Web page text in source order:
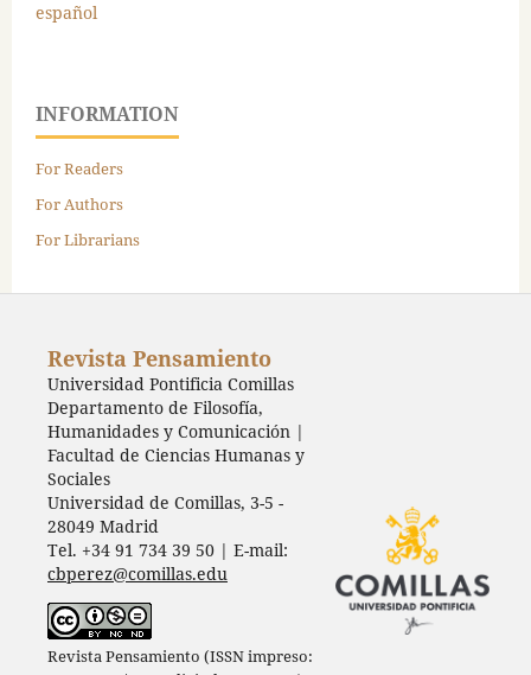
español
INFORMATION
For Readers
For Authors
For Librarians
Revista Pensamiento
Universidad Pontificia Comillas
Departamento de Filosofía,
Humanidades y Comunicación |
Facultad de Ciencias Humanas y
Sociales
Universidad de Comillas, 3-5 -
28049 Madrid
Tel. +34 91 734 39 50 | E-mail:
cbperez@comillas.edu
Revista Pensamiento (ISSN impreso: